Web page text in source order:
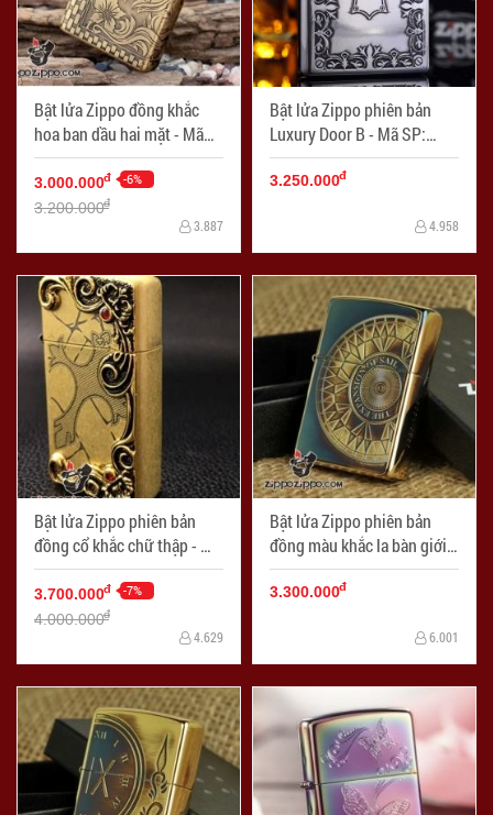
Bật lửa Zippo đồng khắc
hoa ban dầu hai mặt - Mã
SP: ZPC0958
3.000.000đ -6%
3.200.000đ
3.887
Bật lửa Zippo phiên bản
Luxury Door B - Mã SP:
ZPC0960
3.250.000đ
4.958
Bật lửa Zippo phiên bản
đồng cổ khắc chữ thập - Mã
SP: ZPC0457-S
3.700.000đ -7%
4.000.000đ
4.629
Bật lửa Zippo phiên bản
đồng màu khắc la bàn giới
hạn - Mã SP: ZPC0987
3.300.000đ
6.001